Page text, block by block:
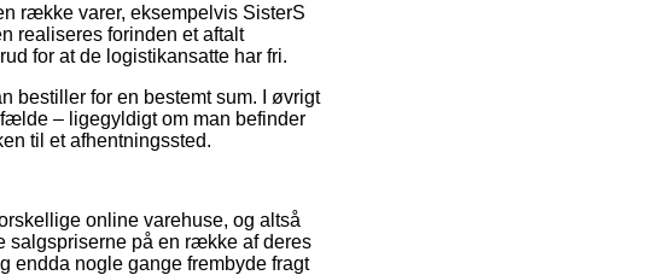
række varer, eksempelvis SisterS
realiseres forinden et aftalt
for at de logistikansatte har fri.
bestiller for en bestemt sum. I øvrigt
– ligegyldigt om man befinder
til et afhentningssted.
online varehuse, og altså
salgspriserne på en række af deres
endda nogle gange frembyde fragt